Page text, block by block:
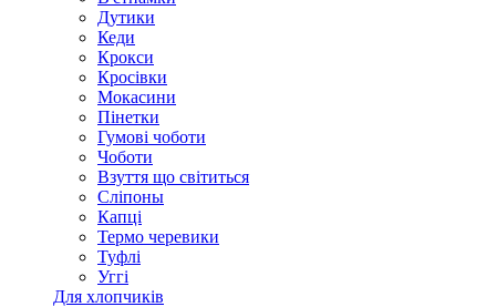
Дутики
Кеди
Крокси
Кросівки
Мокасини
Пінетки
Гумові чоботи
Чоботи
Взуття що світиться
Сліпоны
Капці
Термо черевики
Туфлі
Уггі
Для хлопчиків